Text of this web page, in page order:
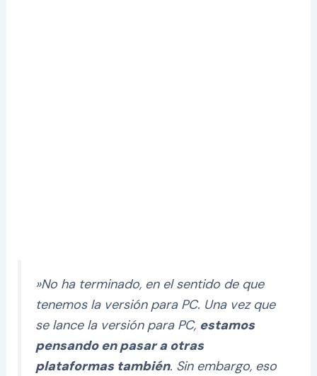
»No ha terminado, en el sentido de que
tenemos la versión para PC. Una vez que
se lance la versión para PC, estamos
pensando en pasar a otras
plataformas también. Sin embargo, eso